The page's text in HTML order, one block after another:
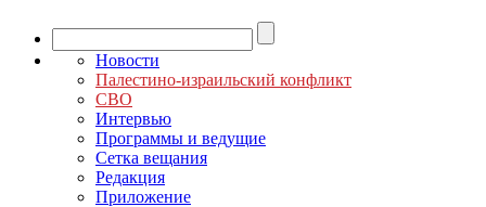
Новости
Палестино-израильский конфликт
СВО
Интервью
Программы и ведущие
Сетка вещания
Редакция
Приложение